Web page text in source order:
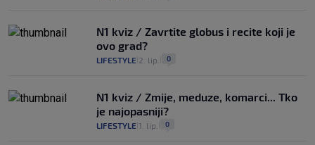
N1 kviz / Zavrtite globus i recite koji je
ovo grad?
LIFESTYLE 2. lip. 0
N1 kviz / Zmije, meduze, komarci... Tko
je najopasniji?
LIFESTYLE 1. lip. 0